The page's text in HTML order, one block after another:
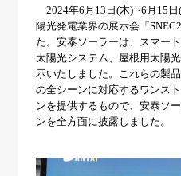
瓦屋根
陸屋根
野立て太陽光発電用架台
ソーラーカーポート
垂直型太陽光発電架台
ソーラーシェアリング
EPC
発電事業者
会社概要
2024年6月13日(木) ~6月15
陽光発電業界の展示会「
た。安泰ソーラーは、スマー
太陽光システム、屋根用太陽
示いたしました。これらの製
の全シーンに対応するワンス
ンを提供するもので、安泰ソ
ンを全方面に披露しました。